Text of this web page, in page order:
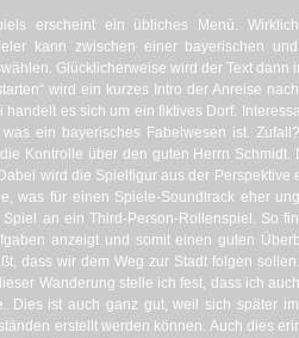
erscheint ein übliches Menü.
kann zwischen einer bayerischen
Glücklicherweise wird der Text dann
wird ein kurzes Intro der Anreise
handelt es sich um ein fiktives Dorf.
ein bayerisches Fabelwesen ist.
Kontrolle über den guten Herrn
wird die Spielfigur aus der Perspektive
was für einen Spiele-Soundtrack eher
an ein Third-Person-Rollenspiel. So
anzeigt und somit einen guten
dass wir dem Weg zur Stadt folgen
Wanderung stelle ich fest, dass ich
Dies ist auch ganz gut, weil sich später
erstellt werden können. Auch dies